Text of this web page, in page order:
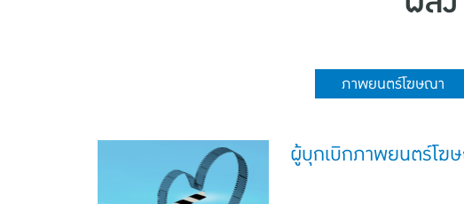
ภาพยนตร์โฆษณา
ผู้บุกเบิกภาพยนตร์โฆ